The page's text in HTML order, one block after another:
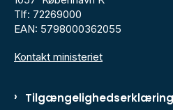
Tlf: 72269000
EAN: 5798000362055
Kontakt ministeriet
Tilgængelighedserklæring